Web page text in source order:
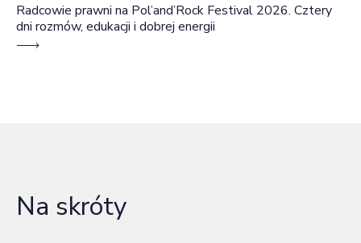
Radcowie prawni na Pol’and’Rock Festival 2026. Cztery
dni rozmów, edukacji i dobrej energii
Na skróty